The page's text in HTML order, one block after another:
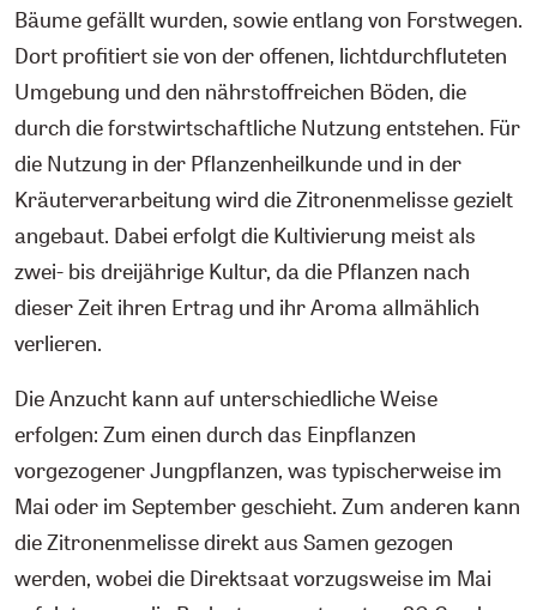
Bäume gefällt wurden, sowie entlang von Forstwegen.
Dort profitiert sie von der offenen, lichtdurchfluteten
Umgebung und den nährstoffreichen Böden, die
durch die forstwirtschaftliche Nutzung entstehen. Für
die Nutzung in der Pflanzenheilkunde und in der
Kräuterverarbeitung wird die Zitronenmelisse gezielt
angebaut. Dabei erfolgt die Kultivierung meist als
zwei- bis dreijährige Kultur, da die Pflanzen nach
dieser Zeit ihren Ertrag und ihr Aroma allmählich
verlieren.
Die Anzucht kann auf unterschiedliche Weise
erfolgen: Zum einen durch das Einpflanzen
vorgezogener Jungpflanzen, was typischerweise im
Mai oder im September geschieht. Zum anderen kann
die Zitronenmelisse direkt aus Samen gezogen
werden, wobei die Direktsaat vorzugsweise im Mai